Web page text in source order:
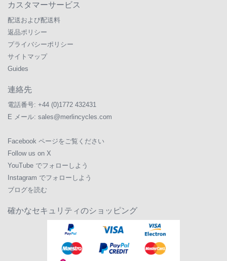
カスタマーサービス
配送および配送料
返品ポリシー
プライバシーポリシー
サイトマップ
Guides
連絡先
電話番号: +44 (0)1772 432431
E メール: sales@merlincycles.com
Facebook ページをご覧ください
Follow us on X
YouTube でフォローしよう
Instagram でフォローしよう
ブログを読む
確かなセキュリティのショッピング